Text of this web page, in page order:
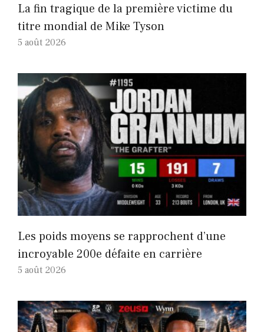
La fin tragique de la première victime du
titre mondial de Mike Tyson
5 août 2026
Les poids moyens se rapprochent d’une
incroyable 200e défaite en carrière
5 août 2026